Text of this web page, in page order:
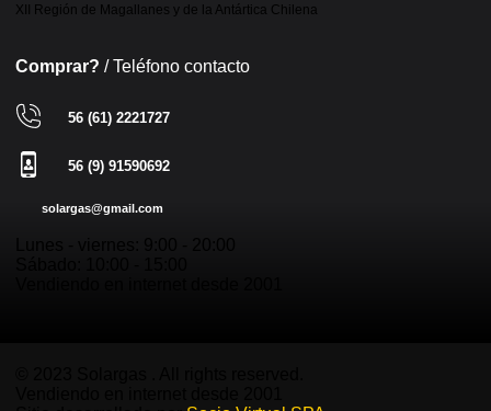
XII Región de Magallanes y de la Antártica Chilena
Comprar? / Teléfono contacto
56 (61) 2221727
56 (9) 91590692
solargas@gmail.com